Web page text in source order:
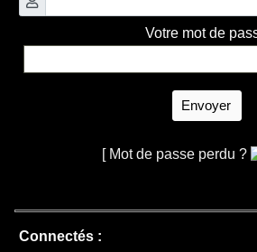
Votre mot de
Envoyer
[ Mot de passe perdu ?
Connectés :